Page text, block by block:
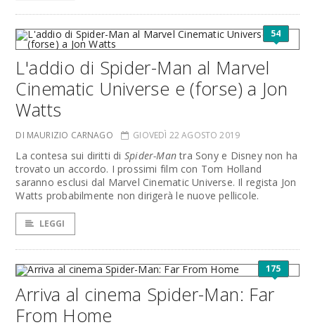
54
L'addio di Spider-Man al Marvel
Cinematic Universe e (forse) a Jon
Watts
DI MAURIZIO CARNAGO GIOVEDÌ 22 AGOSTO 2019
La contesa sui diritti di Spider-Mantra Sony e Disney non ha
trovato un accordo. I prossimi film con Tom Holland
saranno esclusi dal Marvel Cinematic Universe. Il regista Jon
Watts probabilmente non dirigerà le nuove pellicole.
LEGGI
175
Arriva al cinema Spider-Man: Far
From Home